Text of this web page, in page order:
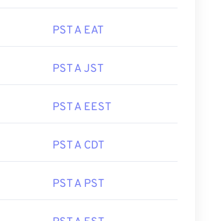
PST A EAT
PST A JST
PST A EEST
PST A CDT
PST A PST